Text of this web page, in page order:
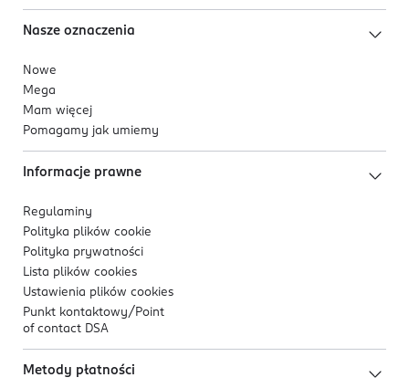
Nasze oznaczenia
Nowe
Mega
Mam więcej
Pomagamy jak umiemy
Informacje prawne
Regulaminy
Polityka plików cookie
Polityka prywatności
Lista plików cookies
Ustawienia plików cookies
Punkt kontaktowy/ Point
of contact DSA
Metody płatności